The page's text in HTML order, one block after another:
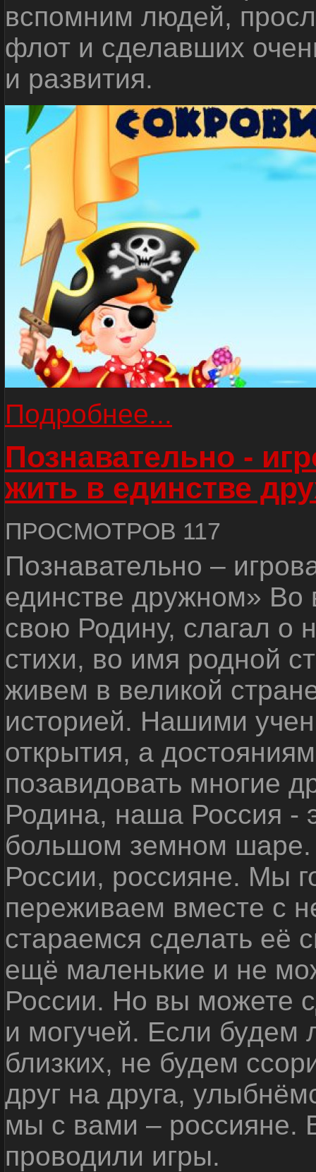
вспомним людей,
флот и сделавших
и развития.
Подробнее...
Познавательно -
жить в единстве
ПРОСМОТРОВ 117
Познавательно –
единстве дружном»
свою Родину, слагал о
стихи, во имя родной
живем в великой
историей. Нашими
открытия, а
позавидовать многие
Родина, наша Россия -
большом земном
России, россияне. Мы
переживаем вместе с
стараемся сделать её
ещё маленькие и не
России. Но вы можете
и могучей. Если будем
близких, не будем
друг на друга,
мы с вами – россияне.
проводили игры.